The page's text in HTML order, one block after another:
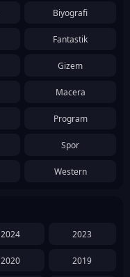
Biyografi
Fantastik
Gizem
Macera
Program
Spor
Western
2024 2023
2020 2019